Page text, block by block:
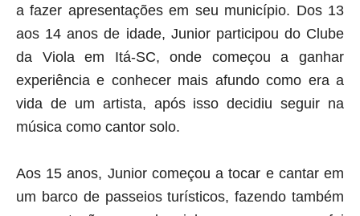
a fazer apresentações em seu município. Dos 13
aos 14 anos de idade, Junior participou do Clube
da Viola em Itá-SC, onde começou a ganhar
experiência e conhecer mais afundo como era a
vida de um artista, após isso decidiu seguir na
música como cantor solo.
Aos 15 anos, Junior começou a tocar e cantar em
um barco de passeios turísticos, fazendo também